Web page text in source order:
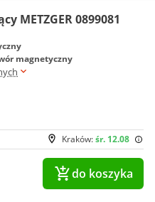
METZGER 0899081
magnetyczny
Kraków:śr. 12.08
do koszyka